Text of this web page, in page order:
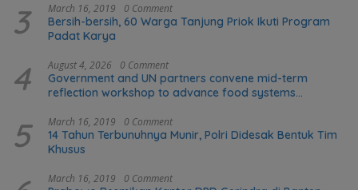
3 March 16, 2019 0 Comment
Bersih-bersih, 60 Warga Tanjung Priok Ikuti Program
Padat Karya
4 August 4, 2026 0 Comment
Government and UN partners convene mid-term
reflection workshop to advance food systems
5 March 16, 2019 0 Comment
14 Tahun Terbunuhnya Munir, Polri Didesak Bentuk Tim
Khusus
March 16, 2019 0 Comment